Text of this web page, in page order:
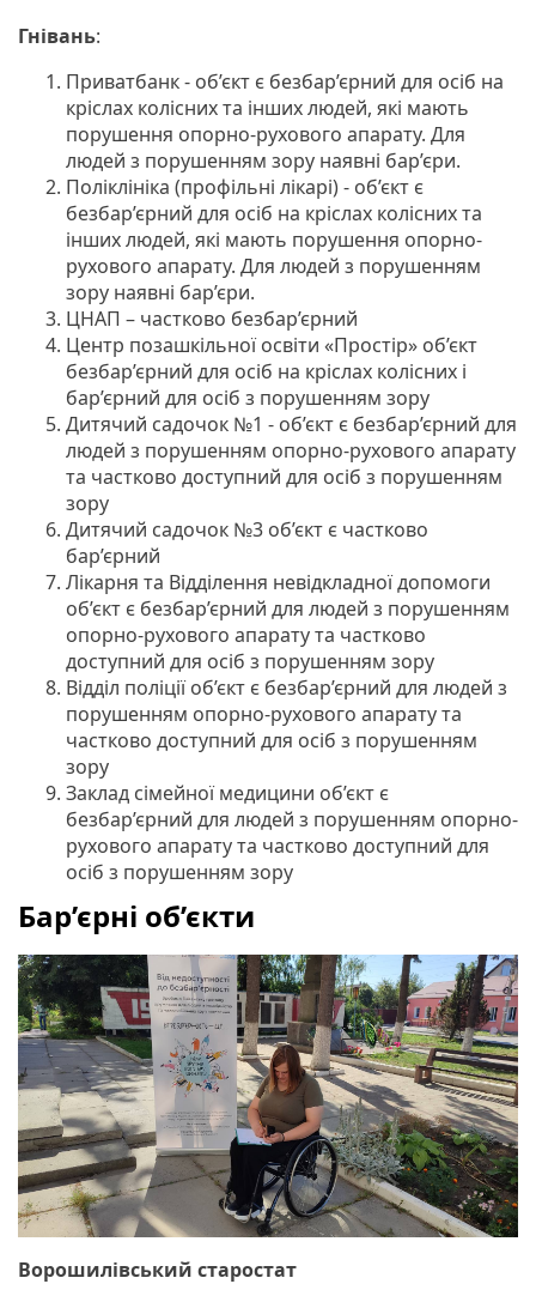
Гнівань:
Приватбанк - об’єкт є безбар’єрний для осіб на
кріслах колісних та інших людей, які мають
порушення опорно-рухового апарату. Для
людей з порушенням зору наявні бар’єри.
Поліклініка (профільні лікарі) - об’єкт є
безбар’єрний для осіб на кріслах колісних та
інших людей, які мають порушення опорно-
рухового апарату. Для людей з порушенням
зору наявні бар’єри.
ЦНАП – частково безбар’єрний
Центр позашкільної освіти «Простір» об’єкт
безбар’єрний для осіб на кріслах колісних і
бар’єрний для осіб з порушенням зору
Дитячий садочок №1 - об’єкт є безбар’єрний для
людей з порушенням опорно-рухового апарату
та частково доступний для осіб з порушенням
зору
Дитячий садочок №3 об’єкт є частково
бар’єрний
Лікарня та Відділення невідкладної допомоги
об’єкт є безбар’єрний для людей з порушенням
опорно-рухового апарату та частково
доступний для осіб з порушенням зору
Відділ поліції об’єкт є безбар’єрний для людей з
порушенням опорно-рухового апарату та
частково доступний для осіб з порушенням
зору
Заклад сімейної медицини об’єкт є
безбар’єрний для людей з порушенням опорно-
рухового апарату та частково доступний для
осіб з порушенням зору
Бар’єрні об’єкти
Ворошилівський старостат